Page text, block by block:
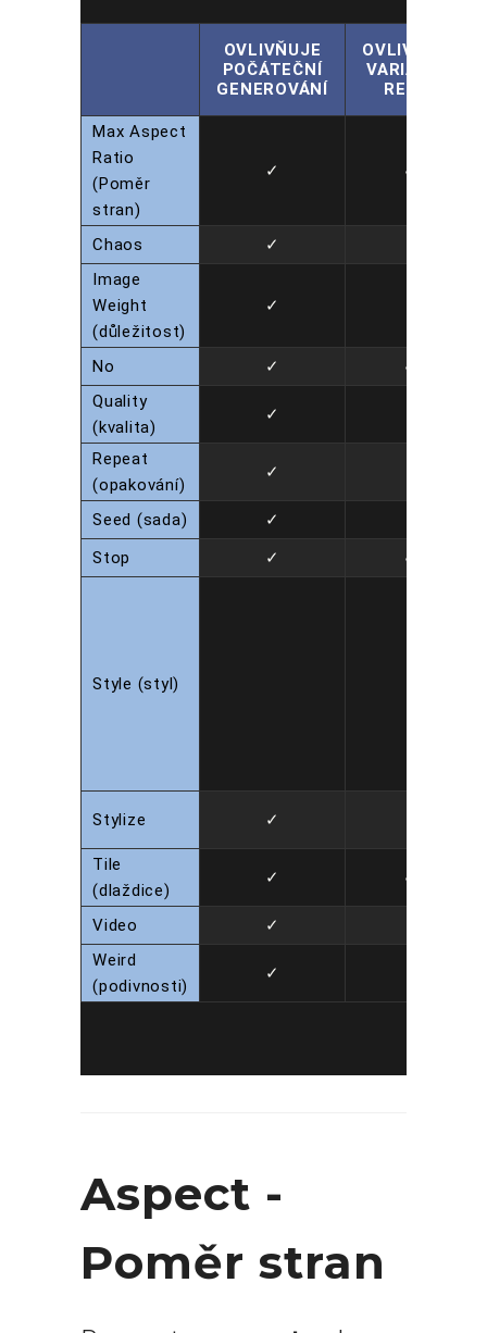
OVLIVŇUJE
POČÁTEČNÍ
GENEROVÁNÍ
OVLIVŇUJE
VARIACE +
REMIX
Max Aspect
Ratio
(Poměr
stran)
✓ ✓
Chaos
✓
Image
Weight
(důležitost)
✓
No ✓
✓
Quality
(kvalita)
✓
Repeat
(opakování)
✓
Seed (sada)
✓
Stop
✓ ✓
Style (styl)
Stylize ✓
Tile
(dlaždice)
✓ ✓
Video
✓
Weird
(podivnosti)
✓
Aspect -
Poměr stran